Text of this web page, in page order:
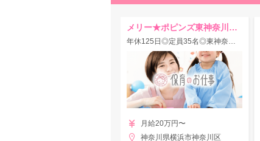
メリー★ポピンズ東神奈川ルーム
年休125日◎定員35名◎東神奈川駅直結の認可園♪
月給20万円〜
神奈川県横浜市神奈川区